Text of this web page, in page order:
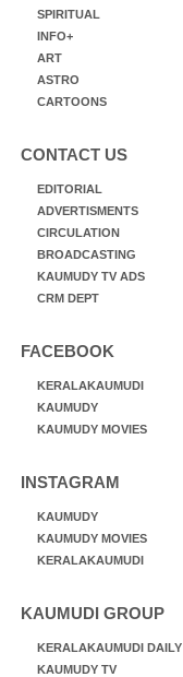
SPIRITUAL
INFO+
ART
ASTRO
CARTOONS
CONTACT US
EDITORIAL
ADVERTISMENTS
CIRCULATION
BROADCASTING
KAUMUDY TV ADS
CRM DEPT
FACEBOOK
KERALAKAUMUDI
KAUMUDY
KAUMUDY MOVIES
INSTAGRAM
KAUMUDY
KAUMUDY MOVIES
KERALAKAUMUDI
KAUMUDI GROUP
KERALAKAUMUDI DAILY
KAUMUDY TV